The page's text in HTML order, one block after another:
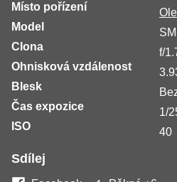
Místo pořízení
Model
Clona
f/
Ohnisková vzdálenost
Blesk
Čas expozice
1/
ISO
40
Sdílej